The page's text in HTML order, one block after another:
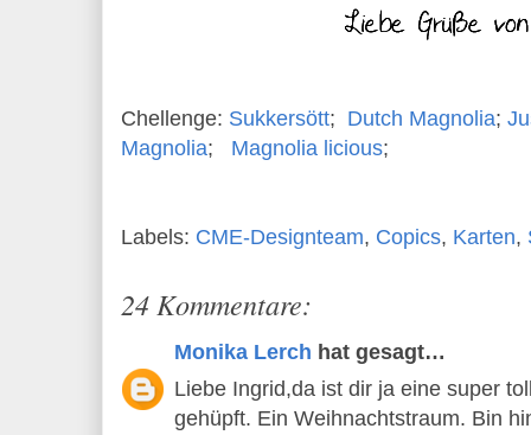
Chellenge: Sukkersött; Dutch Magnolia;
Magnolia; Magnolia licious;
Labels: CME-Designteam, Copics, Karten,
24 Kommentare:
Monika Lerch hat gesagt…
Liebe Ingrid,da ist dir ja eine super
gehüpft. Ein Weihnachtstraum. Bin